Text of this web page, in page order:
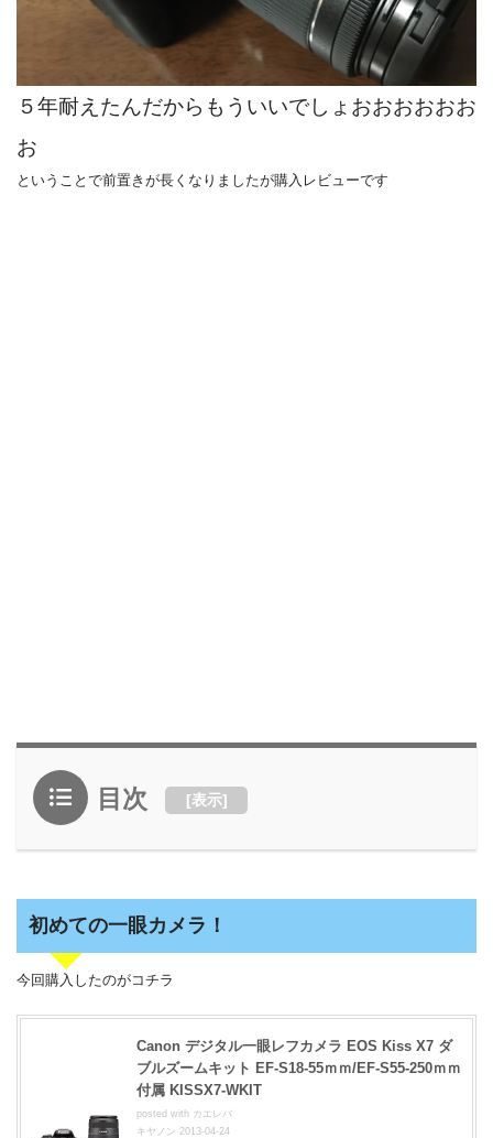
５年耐えたんだからもういいでしょおおおおおお
お
ということで前置きが長くなりましたが購入レビューです
目次 [表示]
初めての一眼カメラ！
今回購入したのがコチラ
Canon デジタル一眼レフカメラ EOS Kiss X7 ダ
ブルズームキット EF-S18-55ｍｍ/EF-S55-250ｍｍ
付属 KISSX7-WKIT
posted with カエレバ
キヤノン 2013-04-24